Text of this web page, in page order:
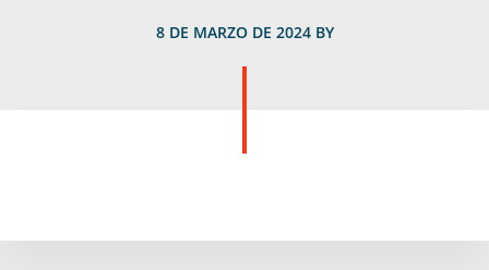
8 DE MARZO DE 2024BY